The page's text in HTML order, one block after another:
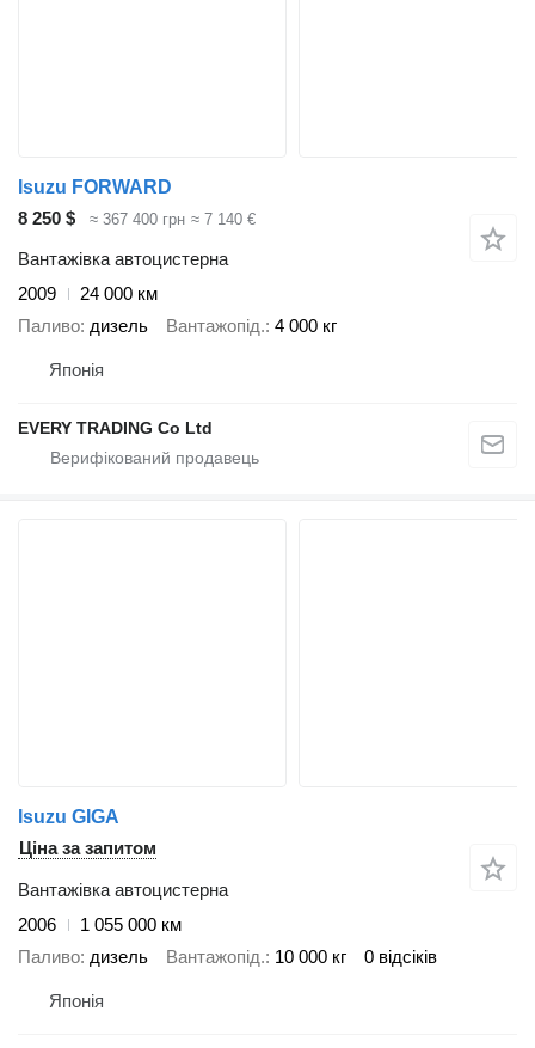
Isuzu FORWARD
8 250 $
≈ 367 400 грн ≈ 7 140 €
Вантажівка автоцистерна
2009
24 000 км
Паливо дизель Вантажопід. 4 000 кг
Японія
EVERY TRADING Co Ltd
Isuzu GIGA
Ціна за запитом
Вантажівка автоцистерна
2006
1 055 000 км
Паливо дизель Вантажопід. 10 000 кг 0 відсіків
Японія